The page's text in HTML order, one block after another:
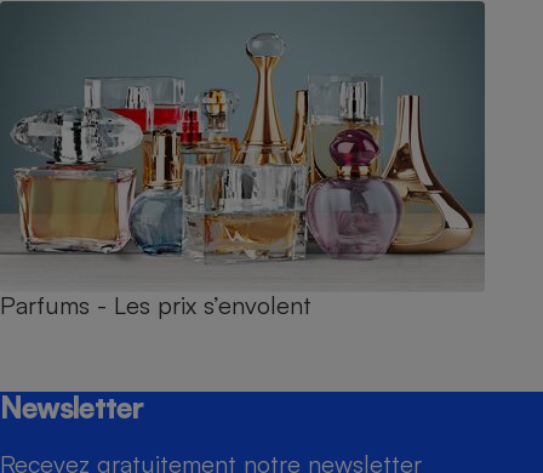
Parfums - Les prix s’envolent
Newsletter
Recevez gratuitement notre newsletter